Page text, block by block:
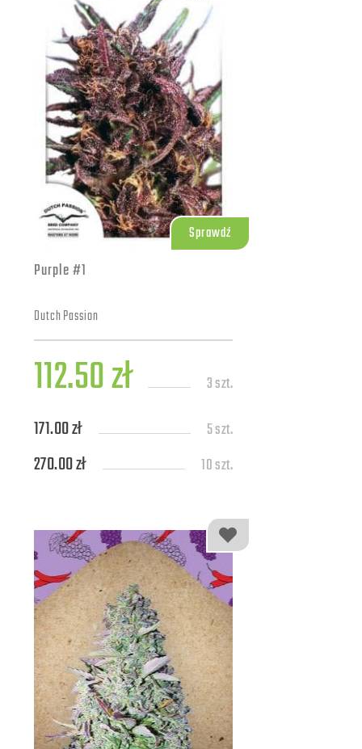
Sprawdź
Purple #1
Dutch Passion
112.50 zł 3 szt.
171.00 zł 5 szt.
270.00 zł 10 szt.